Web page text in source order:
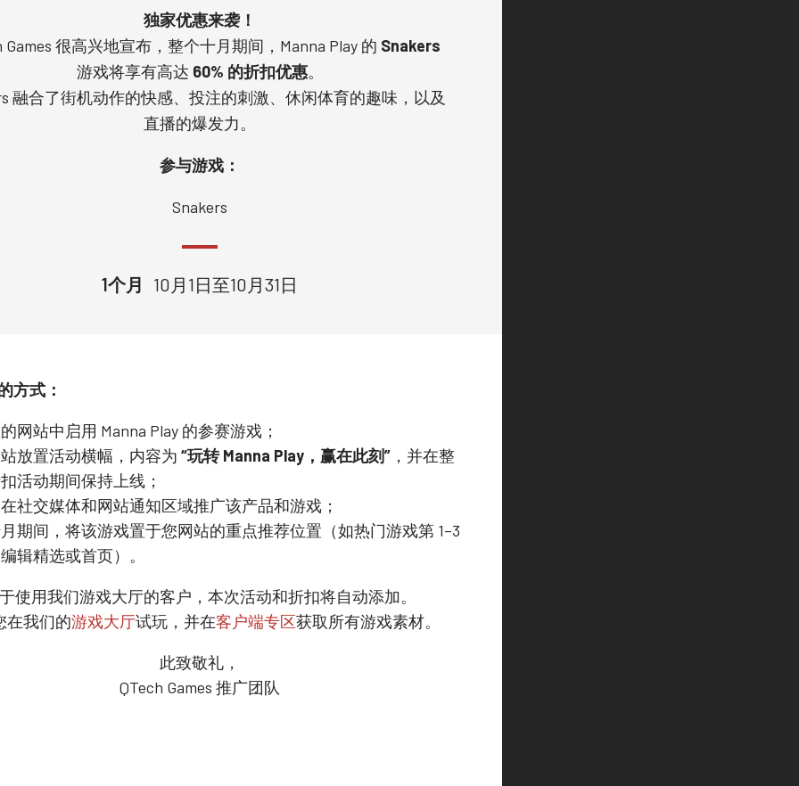
独家优惠来袭！
Games 很高兴地宣布，整个十月期间，Manna Play 的 Snakers
游戏将享有高达 60% 的折扣优惠。
融合了街机动作的快感、投注的刺激、休闲体育的趣味，以及
直播的爆发力。
参与游戏：
Snakers
1个月 10月1日至10月31日
方式：
网站中启用 Manna Play 的参赛游戏；
放置活动横幅，内容为 “玩转 Manna Play，赢在此刻” ，并在整
活动期间保持上线；
社交媒体和网站通知区域推广该产品和游戏；
期间，将该游戏置于您网站的重点推荐位置（如热门游戏第 1–3
辑精选或首页）。
使用我们游戏大厅的客户，本次活动和折扣将自动添加。
在我们的游戏大厅试玩，并在客户端专区获取所有游戏素材。
此致敬礼，
QTech Games 推广团队